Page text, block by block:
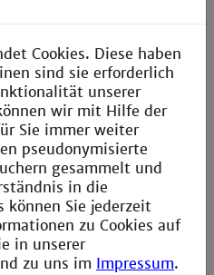
Stock, an Zwischentür
G 052 statt
Cookies. Diese haben
sind sie erforderlich
unserer
wir mit Hilfe der
Sie immer weiter
pseudonymisierte
gesammelt und
in die
können Sie jederzeit
zu Cookies auf
in unserer
zu uns im Impressum.